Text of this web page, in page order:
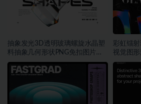
抽象发光3D透明玻璃螺旋水晶塑
料抽象几何形状PNG免扣图片设
计素材
彩虹镭
视觉图
素材